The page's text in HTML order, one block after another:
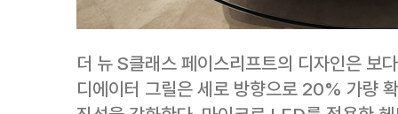
더 뉴 S클래스 페이스리프트의 디자인은 보
디에이터 그릴은 세로 방향으로 20% 가량